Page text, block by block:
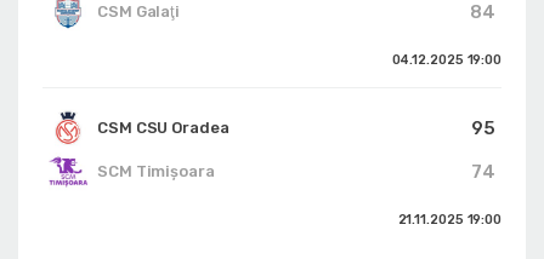
84
CSM Galaţi
04.12.2025 19:00
CSM CSU Oradea
95
74
SCM Timișoara
21.11.2025 19:00